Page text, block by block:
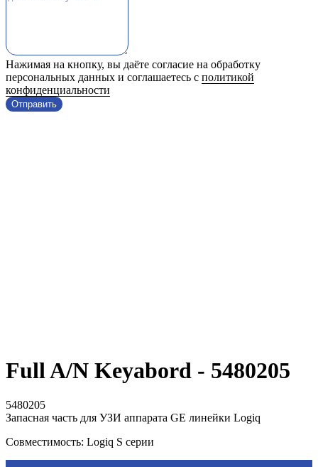
Нажимая на кнопку, вы даёте согласие на обработку
персональных данных и соглашаетесь с политикой
конфиденциальности
Отправить
Full A/N Keyabord - 5480205
5480205
Запасная часть для УЗИ аппарата GE линейки Logiq
Совместимость: Logiq S серии